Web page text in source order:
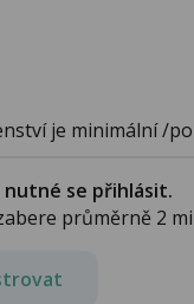
je minimální /
nutné se přihlásit.
průměrně 2